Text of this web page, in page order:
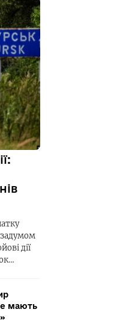
задумом
дії
мають